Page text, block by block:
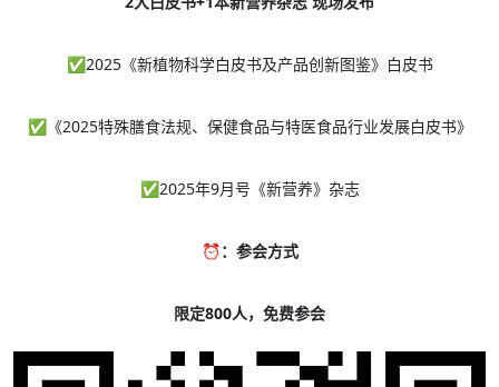
✅2025《新植物科学白皮书及产品创新图鉴》白皮书
✅《2025特殊膳食法规、保健食品与特医食品行业发展白皮书》
✅2025年9月号《新营养》杂志
⏰：参会方式
限定800人，免费参会